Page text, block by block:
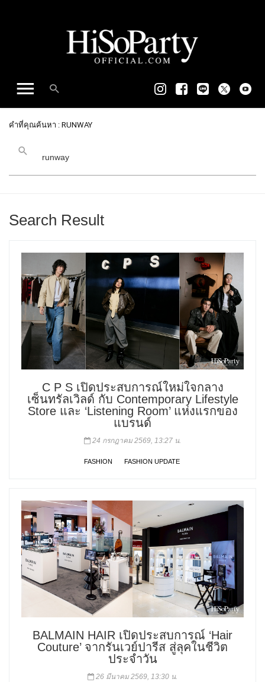
คำที่คุณค้นหา : RUNWAY
Search Result
C P S เปิดประสบการณ์ใหม่ใจกลาง
เซ็นทรัลเวิลด์ กับ Contemporary Lifestyle
Store และ ‘Listening Room’ แห่งแรกของ
แบรนด์
24 กรกฎาคม 2569, 13:27 น.
FASHION FASHION UPDATE
BALMAIN HAIR เปิดประสบการณ์ ‘Hair
Couture’ จากรันเวย์ปารีส สู่ลุคในชีวิต
ประจำวัน
26 มีนาคม 2569, 13:30 น.